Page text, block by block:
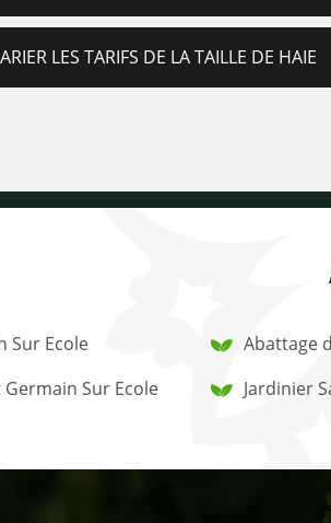
LES TARIFS DE LA TAILLE DE HAIE
Sur Ecole
Sur Ecole
Abattage
Jardinier